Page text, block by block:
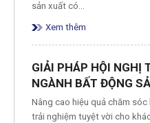
sản xuất có…
Xem thêm
GIẢI PHÁP HỘI NGHỊ
NGÀNH BẤT ĐỘNG
Nâng cao hiệu quả chăm
trải nghiệm tuyệt vời cho